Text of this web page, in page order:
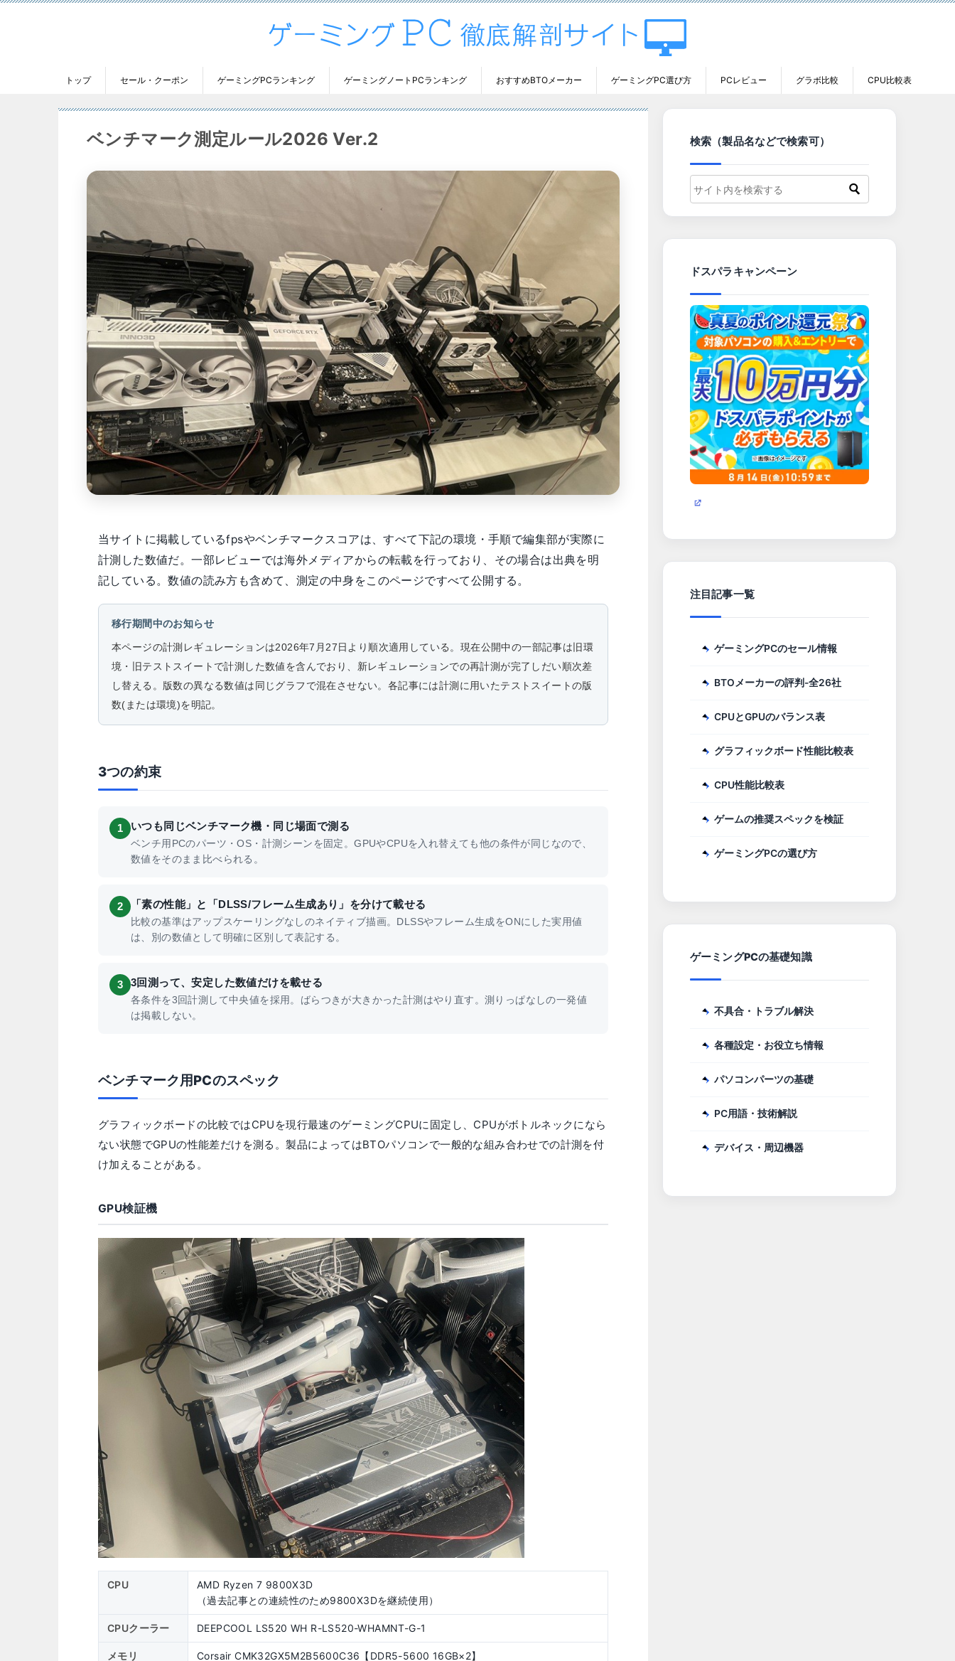
トップ セール・クーポン ゲーミングPCランキング ゲーミングノートPCランキング おすすめBTOメーカー ゲーミングPC選び方 PCレビュー グラボ比較 CPU比較表
ベンチマーク測定ルール2026 Ver.2
当サイトに掲載しているfpsやベンチマークスコアは、すべて下記の環境・手順で編集部が実際に
計測した数値だ。一部レビューでは海外メディアからの転載を行っており、その場合は出典を明
記している。数値の読み方も含めて、測定の中身をこのページですべて公開する。
移行期間中のお知らせ
本ページの計測レギュレーションは2026年7月27日より順次適用している。現在公開中の一部記事は旧環
境・旧テストスイートで計測した数値を含んでおり、新レギュレーションでの再計測が完了しだい順次差
し替える。版数の異なる数値は同じグラフで混在させない。各記事には計測に用いたテストスイートの版
数(または環境)を明記。
3つの約束
1 いつも同じベンチマーク機・同じ場面で測る
ベンチ用PCのパーツ・OS・計測シーンを固定。GPUやCPUを入れ替えても他の条件が同じなので、
数値をそのまま比べられる。
2 「素の性能」と「DLSS/フレーム生成あり」を分けて載せる
比較の基準はアップスケーリングなしのネイティブ描画。DLSSやフレーム生成をONにした実用値
は、別の数値として明確に区別して表記する。
3 3回測って、安定した数値だけを載せる
各条件を3回計測して中央値を採用。ばらつきが大きかった計測はやり直す。測りっぱなしの一発値
は掲載しない。
ベンチマーク用PCのスペック
グラフィックボードの比較ではCPUを現行最速のゲーミングCPUに固定し、CPUがボトルネックになら
ない状態でGPUの性能差だけを測る。製品によってはBTOパソコンで一般的な組み合わせでの計測を付
け加えることがある。
GPU検証機
CPU
AMD Ryzen 7 9800X3D
（過去記事との連続性のため9800X3Dを継続使用）
CPUクーラー DEEPCOOL LS520 WH R-LS520-WHAMNT-G-1
メモリ Corsair CMK32GX5M2B5600C36【DDR5-5600 16GB×2】
検索（製品名などで検索可）
ドスパラキャンペーン
注目記事一覧
ゲーミングPCのセール情報
BTOメーカーの評判-全26社
CPUとGPUのバランス表
グラフィックボード性能比較表
CPU性能比較表
ゲームの推奨スペックを検証
ゲーミングPCの選び方
ゲーミングPCの基礎知識
不具合・トラブル解決
各種設定・お役立ち情報
パソコンパーツの基礎
PC用語・技術解説
デバイス・周辺機器